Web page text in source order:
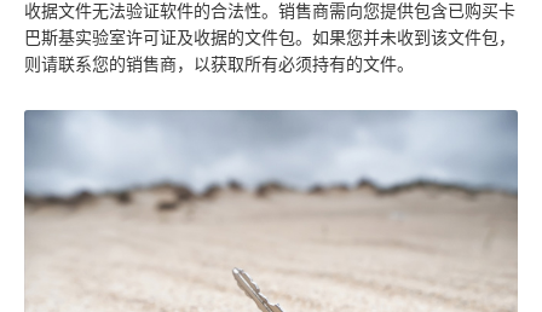
收据文件无法验证软件的合法性。销售商需向您提供包含已购买卡
巴斯基实验室许可证及收据的文件包。如果您并未收到该文件包，
则请联系您的销售商，以获取所有必须持有的文件。